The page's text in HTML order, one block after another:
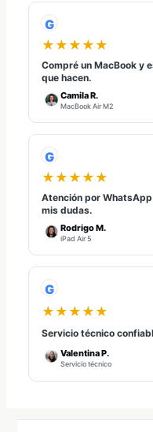
G
★★★★★
Compré un MacBook y
que hacen.
Camila R.
MacBook Air M2
G
★★★★★
Atención por
mis dudas.
Rodrigo M.
iPad Air 5
G
★★★★★
Servicio técnico
Valentina P.
Servicio técnico